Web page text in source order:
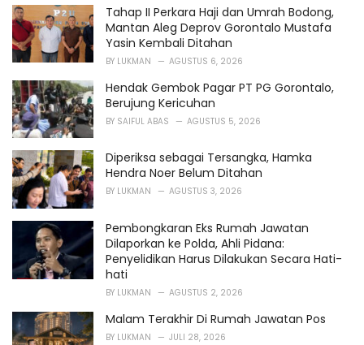
i
e
s
:
Tahap II Perkara Haji dan Umrah Bodong,
Mantan Aleg Deprov Gorontalo Mustafa
Yasin Kembali Ditahan
BY LUKMAN AGUSTUS 6, 2026
Hendak Gembok Pagar PT PG Gorontalo,
Berujung Kericuhan
BY SAIFUL ABAS AGUSTUS 5, 2026
Diperiksa sebagai Tersangka, Hamka
Hendra Noer Belum Ditahan
BY LUKMAN AGUSTUS 3, 2026
Pembongkaran Eks Rumah Jawatan
Dilaporkan ke Polda, Ahli Pidana:
Penyelidikan Harus Dilakukan Secara Hati-
hati
BY LUKMAN AGUSTUS 2, 2026
Malam Terakhir Di Rumah Jawatan Pos
BY LUKMAN JULI 28, 2026